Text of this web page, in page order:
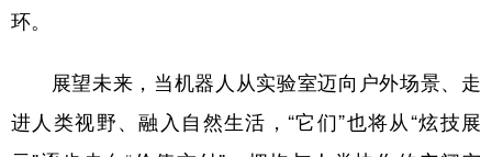
环。
展望未来，当机器人从实验室迈向户外场景、走
进人类视野、融入自然生活，“它们”也将从“炫技展